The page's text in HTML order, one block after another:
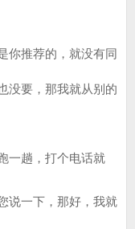
推荐的，就没有同
没要，那我就从别的
趟，打个电话就
一下，那好，我就